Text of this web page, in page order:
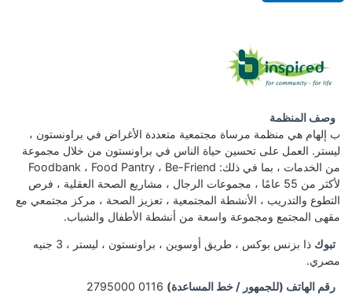
وصف المنظمة
ب إلهام هي منظمة مرساة مجتمعية متعددة الأغراض في براونستون ،
ليستر. العمل على تحسين حياة الناس في براونستون من خلال مجموعة
من الخدمات ، بما في ذلك: Foodbank ، Food Pantry ، Be-Friend
لأكثر من 55 عامًا ، مجموعات الرجال ، مشاريع الصحة العقلية ، فرص
التطوع والتدريب ، الأنشطة المجتمعية ، تعزيز الصحة ، مركز مجتمعي مع
مقهى المجتمع ومجموعة واسعة من أنشطة الأطفال والشباب.
تبوك
ذا بزنس بوكس ، طريق أوسوين ، براونستون ، ليستر ، 3 جنيه
مصري.
رقم الهاتف (للجمهور / خط المساعدة) 0116 2795000